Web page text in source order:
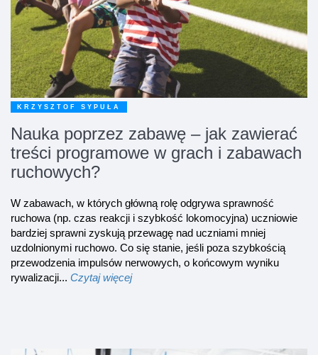
KRZYSZTOF SYPUŁA
Nauka poprzez zabawę – jak zawierać
treści programowe w grach i zabawach
ruchowych?
W zabawach, w których główną rolę odgrywa sprawność
ruchowa (np. czas reakcji i szybkość lokomocyjna) uczniowie
bardziej sprawni zyskują przewagę nad uczniami mniej
uzdolnionymi ruchowo. Co się stanie, jeśli poza szybkością
przewodzenia impulsów nerwowych, o końcowym wyniku
rywalizacji... Czytaj więcej